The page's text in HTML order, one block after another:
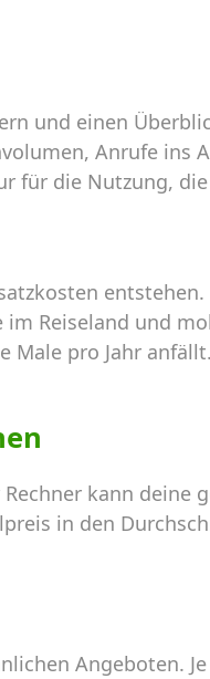
und einen
Anrufe ins
für die Nutzung,
Reiseland und
pro Jahr
kann deine
in den
Angeboten.